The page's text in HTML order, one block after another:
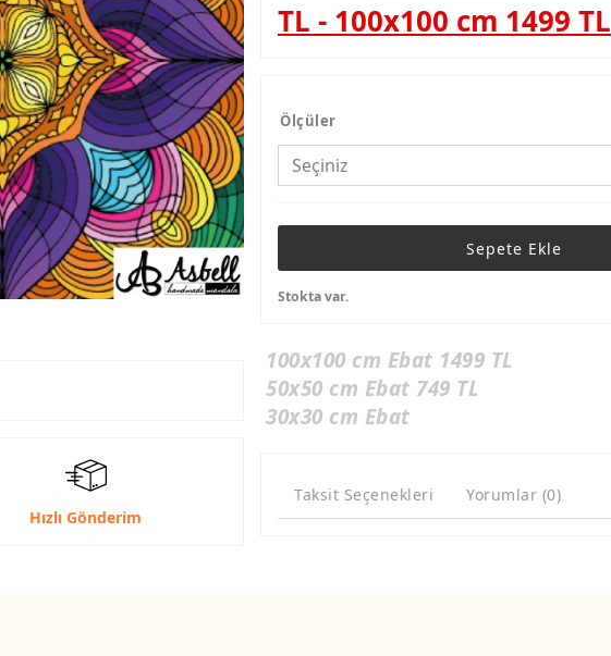
Hızlı Gönderim
TL - 100x100 cm 1499 TL
Ölçüler
Sepete Ekle
Stokta var.
100x100 cm Ebat 1499 TL
50x50 cm Ebat 749 TL
30x30 cm Ebat
Taksit Seçenekleri Yorumlar (0)